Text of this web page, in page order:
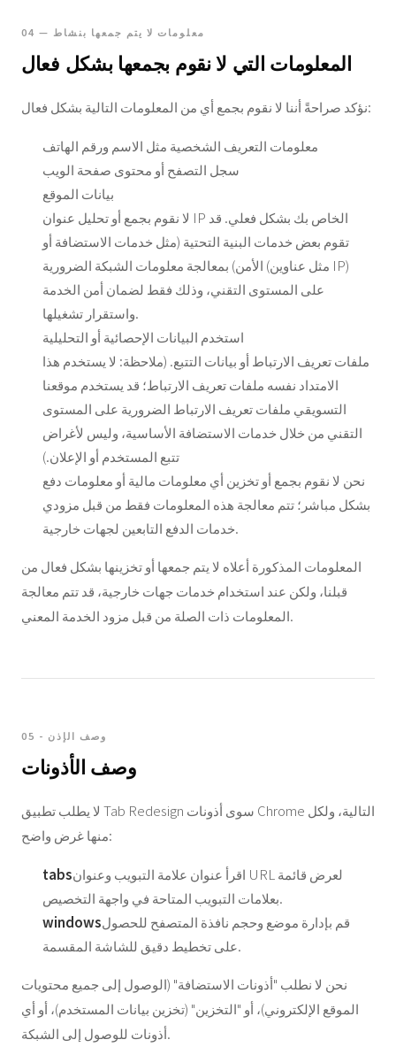
04 — معلومات لا يتم جمعها بنشاط
المعلومات التي لا نقوم بجمعها بشكل فعال
نؤكد صراحةً أننا لا نقوم بجمع أي من المعلومات التالية بشكل فعال:
معلومات التعريف الشخصية مثل الاسم ورقم الهاتف
سجل التصفح أو محتوى صفحة الويب
بيانات الموقع
لا نقوم بجمع أو تحليل عنوان IP الخاص بك بشكل فعلي. قد
تقوم بعض خدمات البنية التحتية (مثل خدمات الاستضافة أو
الأمن) بمعالجة معلومات الشبكة الضرورية (مثل عناوين IP)
على المستوى التقني، وذلك فقط لضمان أمن الخدمة
واستقرار تشغيلها.
استخدم البيانات الإحصائية أو التحليلية
ملفات تعريف الارتباط أو بيانات التتبع. (ملاحظة: لا يستخدم هذا
الامتداد نفسه ملفات تعريف الارتباط؛ قد يستخدم موقعنا
التسويقي ملفات تعريف الارتباط الضرورية على المستوى
التقني من خلال خدمات الاستضافة الأساسية، وليس لأغراض
تتبع المستخدم أو الإعلان.)
نحن لا نقوم بجمع أو تخزين أي معلومات مالية أو معلومات دفع
بشكل مباشر؛ تتم معالجة هذه المعلومات فقط من قبل مزودي
خدمات الدفع التابعين لجهات خارجية.
المعلومات المذكورة أعلاه لا يتم جمعها أو تخزينها بشكل فعال من
قبلنا، ولكن عند استخدام خدمات جهات خارجية، قد تتم معالجة
المعلومات ذات الصلة من قبل مزود الخدمة المعني.
05 - وصف الإذن
وصف الأذونات
لا يطلب تطبيق Tab Redesign سوى أذونات Chrome التالية، ولكل
منها غرض واضح:
tabsاقرأ عنوان علامة التبويب وعنوان URL لعرض قائمة
بعلامات التبويب المتاحة في واجهة التخصيص.
windowsقم بإدارة موضع وحجم نافذة المتصفح للحصول
على تخطيط دقيق للشاشة المقسمة.
نحن لا نطلب "أذونات الاستضافة" (الوصول إلى جميع محتويات
الموقع الإلكتروني)، أو "التخزين" (تخزين بيانات المستخدم)، أو أي
أذونات للوصول إلى الشبكة.